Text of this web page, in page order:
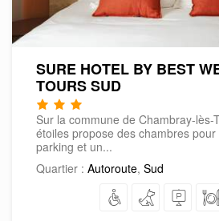
SURE HOTEL BY BEST
TOURS SUD
Sur la commune de Chambray-lès-
étoiles propose des chambres
parking et un...
Quartier : Autoroute, Sud